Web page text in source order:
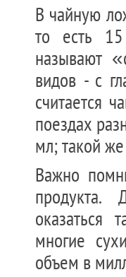
В чайную
то есть
называют
видов - с
считается
поездах
мл; такой
Важно
оказаться
многие
объем в